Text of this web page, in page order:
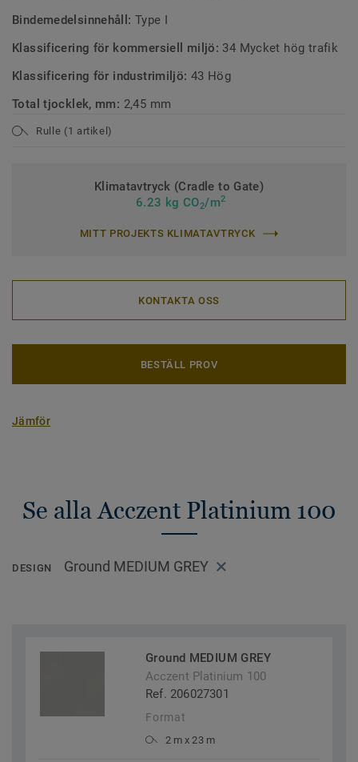
Bindemedelsinnehåll: Type I
Klassificering för kommersiell miljö: 34 Mycket hög trafik
Klassificering för industrimiljö: 43 Hög
Total tjocklek, mm: 2,45 mm
Rulle (1 artikel)
Klimatavtryck (Cradle to Gate)
6.23 kg CO2/m2
MITT PROJEKTS KLIMATAVTRYCK
KONTAKTA OSS
BESTÄLL PROV
Jämför
Se alla Acczent Platinium 100
DESIGN Ground MEDIUM GREY
Ground MEDIUM GREY
Acczent Platinium 100
Ref. 206027301
Format
2 m x 23 m